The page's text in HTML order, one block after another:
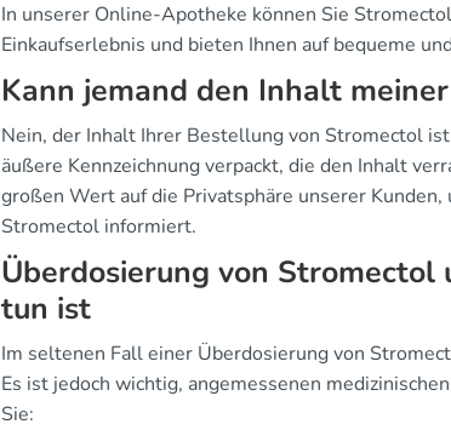
In unserer Online-Apotheke können Sie
Einkaufserlebnis und bieten Ihnen auf bequeme
Kann jemand den Inhalt
Nein, der Inhalt Ihrer Bestellung von Stromectol
äußere Kennzeichnung verpackt, die den Inhalt
großen Wert auf die Privatsphäre unserer
Stromectol informiert.
Überdosierung von Stromectol
tun ist
Im seltenen Fall einer Überdosierung von
Es ist jedoch wichtig, angemessenen
Sie: